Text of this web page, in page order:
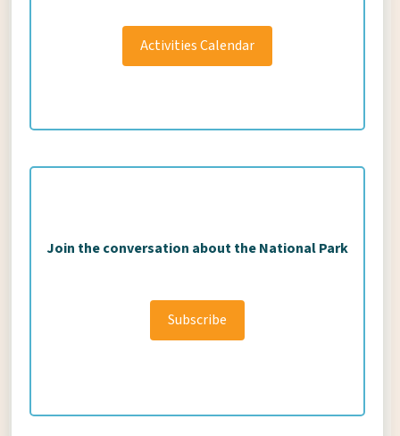
Activities Calendar
Join the conversation about the National Park
Subscribe